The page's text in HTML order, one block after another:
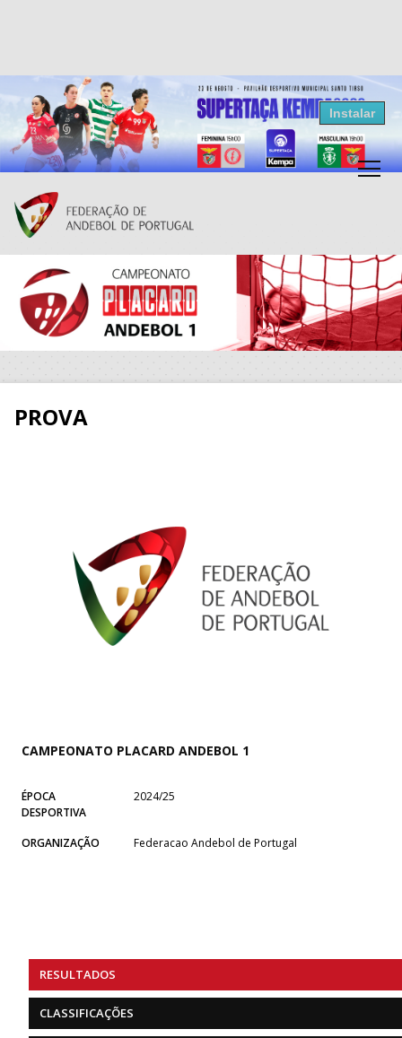
Resultados Andebol
Federação de Andebol de Portugal
Grátis - Disponivel na Play Store
Instalar
PROVA
CAMPEONATO PLACARD ANDEBOL 1
ÉPOCA
DESPORTIVA
2024/25
ORGANIZAÇÃO Federacao Andebol de Portugal
RESULTADOS
CLASSIFICAÇÕES